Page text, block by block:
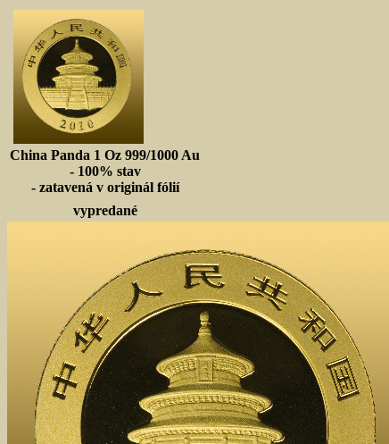
China Panda 1 Oz 999/1000 Au
- 100% stav
- zatavená v originál fólií
vypredané